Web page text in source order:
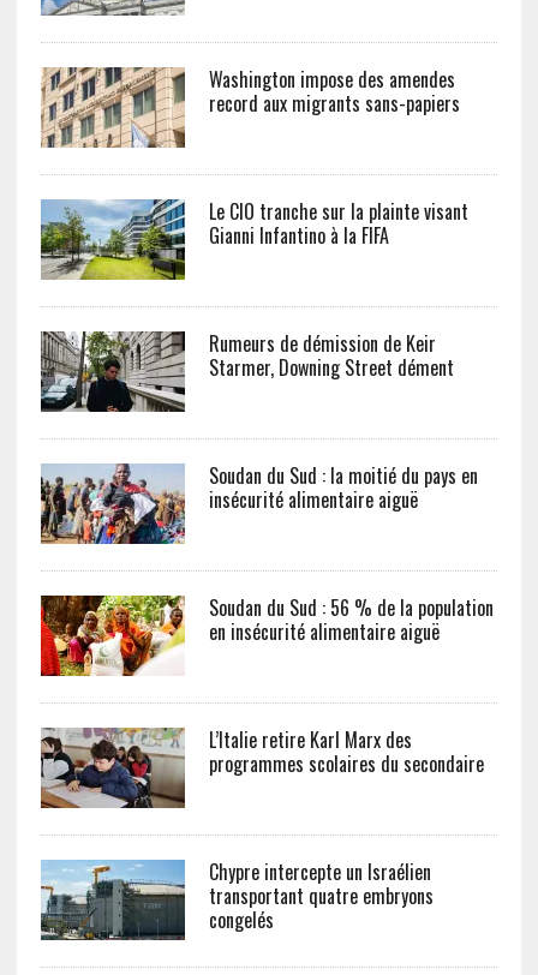
Washington impose des amendes
record aux migrants sans-papiers
Le CIO tranche sur la plainte visant
Gianni Infantino à la FIFA
Rumeurs de démission de Keir
Starmer, Downing Street dément
Soudan du Sud : la moitié du pays en
insécurité alimentaire aiguë
Soudan du Sud : 56 % de la population
en insécurité alimentaire aiguë
L’Italie retire Karl Marx des
programmes scolaires du secondaire
Chypre intercepte un Israélien
transportant quatre embryons
congelés